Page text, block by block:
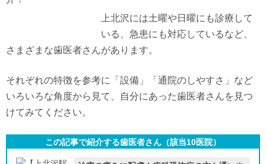
上北沢には土曜や日曜にも診療して
いる、急患にも対応しているなど、
さまざまな歯医者さんがあります。
それぞれの特徴を参考に「設備」「通院のしやすさ」など
いろいろな角度から見て、自分にあった歯医者さんを見つ
けてみてください。
この記事で紹介する歯医者さん（該当10医院）